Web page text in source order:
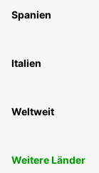
Spanien
Italien
Weltweit
Weitere Länder